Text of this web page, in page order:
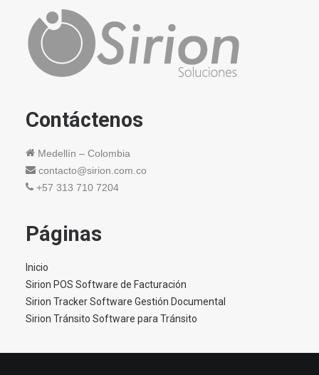
Contáctenos
Medellín – Colombia
contacto@sirion.com.co
+57 313 710 7204
Páginas
Inicio
Sirion POS Software de Facturación
Sirion Tracker Software Gestión Documental
Sirion Tránsito Software para Tránsito